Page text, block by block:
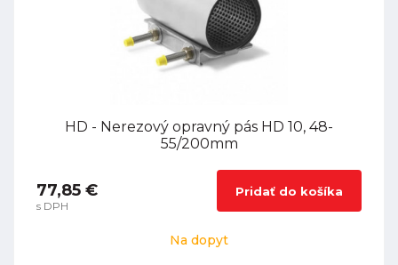
HD - Nerezový opravný pás HD 10, 48-
55/200mm
77,85 €
s DPH
Pridať do košíka
Na dopyt